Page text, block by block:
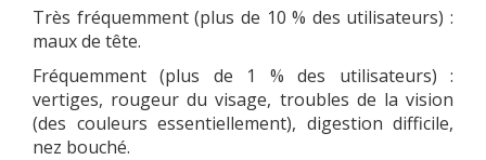
Très fréquemment (plus de 10 % des utilisateurs) :
maux de tête.
Fréquemment (plus de 1 % des utilisateurs) :
vertiges, rougeur du visage, troubles de la vision
(des couleurs essentiellement), digestion difficile,
nez bouché.